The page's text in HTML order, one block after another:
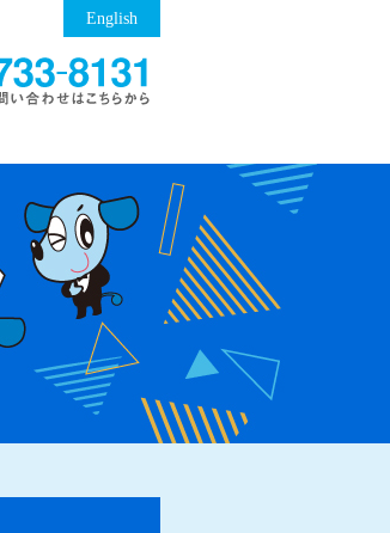
English